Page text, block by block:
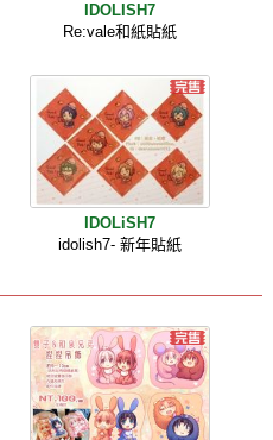
IDOLISH7
Re:vale和紙貼紙
IDOLiSH7
idolish7- 新年貼紙